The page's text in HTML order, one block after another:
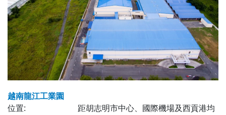
越南龍江工業園
位置:
距胡志明市中心、國際機場及西貢港均